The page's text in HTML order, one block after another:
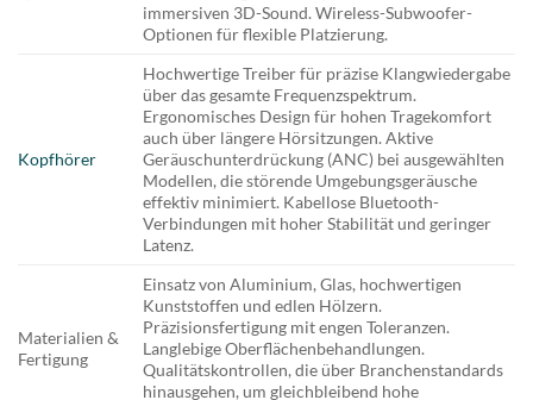
immersiven 3D-Sound. Wireless-Subwoofer-
Optionen für flexible Platzierung.
Kopfhörer
Hochwertige Treiber für präzise Klangwiedergabe
über das gesamte Frequenzspektrum.
Ergonomisches Design für hohen Tragekomfort
auch über längere Hörsitzungen. Aktive
Geräuschunterdrückung (ANC) bei ausgewählten
Modellen, die störende Umgebungsgeräusche
effektiv minimiert. Kabellose Bluetooth-
Verbindungen mit hoher Stabilität und geringer
Latenz.
Materialien &
Fertigung
Einsatz von Aluminium, Glas, hochwertigen
Kunststoffen und edlen Hölzern.
Präzisionsfertigung mit engen Toleranzen.
Langlebige Oberflächenbehandlungen.
Qualitätskontrollen, die über Branchenstandards
hinausgehen, um gleichbleibend hohe